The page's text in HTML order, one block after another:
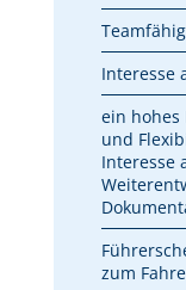
Interesse
ein hohes
und
Interesse
zum